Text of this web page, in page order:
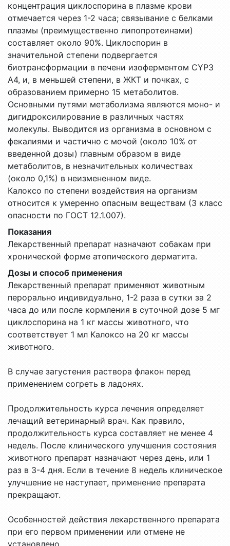
концентрация циклоспорина в плазме крови
отмечается через 1-2 часа; связывание с белками
плазмы (преимущественно липопротеинами)
соcтавляет около 90%. Циклоспорин в
значительной степени подвергается
биотрансформации в печени изоферментом CYP3
A4, и, в меньшей степени, в ЖКТ и почках, с
образованием примерно 15 метаболитов.
Основными путями метаболизма являются моно- и
дигидроксилирование в различных частях
молекулы. Выводится из организма в основном с
фекалиями и частично с мочой (около 10% от
введенной дозы) главным образом в виде
метаболитов, в незначительных количествах
(около 0,1%) в неизмененном виде.
Калоксо по степени воздействия на организм
относится к умеренно опасным веществам (3 класс
опасности по ГОСТ 12.1.007).
Показания
Лекарственный препарат назначают собакам при
хронической форме атопического дерматита.
Дозы и способ применения
Лекарственный препарат применяют животным
перорально индивидуально, 1-2 раза в сутки за 2
часа до или после кормления в суточной дозе 5 мг
циклоспорина на 1 кг массы животного, что
соответствует 1 мл Калоксо на 20 кг массы
животного.
В случае загустения раствора флакон перед
применением согреть в ладонях.
Продолжительность курса лечения определяет
лечащий ветеринарный врач. Как правило,
продолжительность курса составляет не менее 4
недель. После клинического улучшения состояния
животного препарат назначают через день, или 1
раз в 3-4 дня. Если в течение 8 недель клиническое
улучшение не наступает, применение препарата
прекращают.
Особенностей действия лекарственного препарата
при его первом применении или отмене не
установлено.